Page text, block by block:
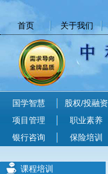
首页 关于我们
国学智慧 股权/投融资
项目管理
职业素养
银行咨询
保险培训
课程培训